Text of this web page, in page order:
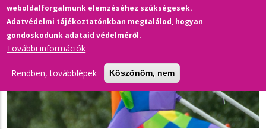
weboldalforgalmunk elemzéséhez szükségesek.
Adatvédelmi tájékoztatónkban megtalálod, hogyan
gondoskodunk adataid védelméről.
További információk
Rendben, továbblépek Köszönöm, nem